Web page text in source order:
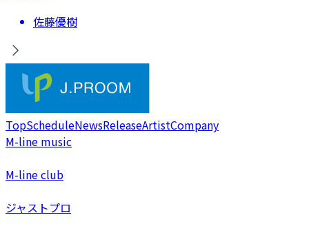
佐藤優樹
TopScheduleNewsReleaseArtistCompany
M-line music
M-line club
ジャストプロ